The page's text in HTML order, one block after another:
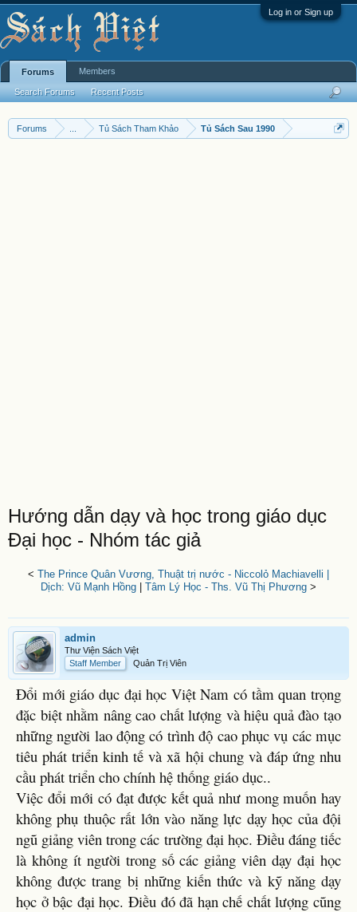
Log in or Sign up
Forums Tủ Sách Tham Khảo Tủ Sách Sau 1990
Hướng dẫn dạy và học trong giáo dục
Đại học - Nhóm tác giả
< The Prince Quân Vương, Thuật trị nước - Niccolỏ Machiavelli |
Dịch: Vũ Mạnh Hồng
Tâm Lý Học - Ths. Vũ Thị Phương >
admin
Thư Viện Sách Việt
Staff Member
Quản Trị Viên
Đổi mới giáo dục đại học Việt Nam có tầm quan trọng
đặc biệt nhằm nâng cao chất lượng và hiệu quả đào tạo
những người lao động có trình độ cao phục vụ các mục
tiêu phát triển kinh tế và xã hội chung và đáp ứng nhu
cầu phát triển cho chính hệ thống giáo dục..
Việc đổi mới có đạt được kết quả như mong muốn hay
không phụ thuộc rất lớn vào năng lực dạy học của đội
ngũ giảng viên trong các trường đại học. Điều đáng tiếc
là không ít người trong số các giảng viên dạy đại học
không được trang bị những kiến thức và kỹ năng dạy
học ở bậc đại học. Điều đó đã hạn chế chất lượng cũng
Forums
Search Forums Recent Posts
Members